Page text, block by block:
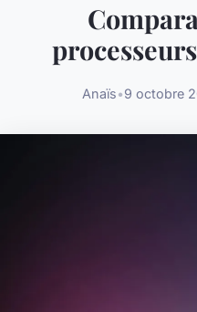
Anaïs•9 octobre